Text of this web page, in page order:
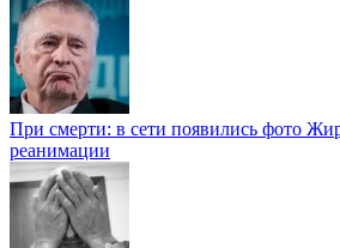
При смерти: в сети появились фото
реанимации